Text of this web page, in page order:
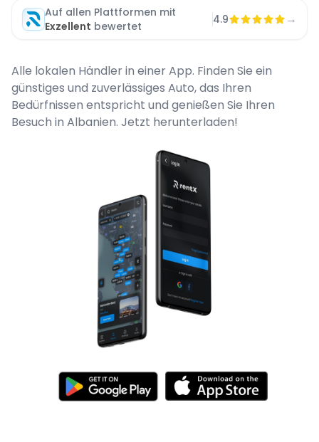
Auf allen Plattformen mit
Exzellent bewertet 4.9 →
Alle lokalen Händler in einer App. Finden Sie ein
günstiges und zuverlässiges Auto, das Ihren
Bedürfnissen entspricht und genießen Sie Ihren
Besuch in Albanien. Jetzt herunterladen!